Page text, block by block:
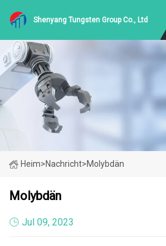
Shenyang Tungsten Group Co., Ltd
Heim>Nachricht>Molybdän
Molybdän
Jul 09, 2023